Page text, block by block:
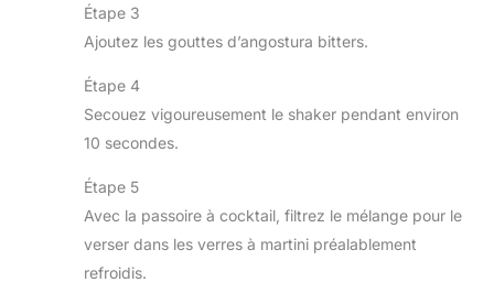
Étape 3
Ajoutez les gouttes d’angostura bitters.
Étape 4
Secouez vigoureusement le shaker pendant environ
10 secondes.
Étape 5
Avec la passoire à cocktail, filtrez le mélange pour le
verser dans les verres à martini préalablement
refroidis.